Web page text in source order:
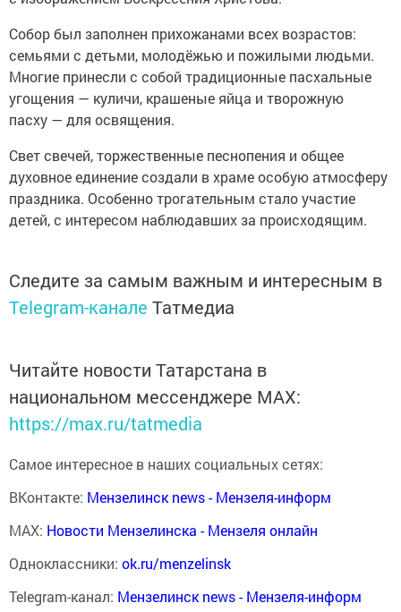
Собор был заполнен прихожанами всех возрастов:
семьями с детьми, молодёжью и пожилыми людьми.
Многие принесли с собой традиционные пасхальные
угощения — куличи, крашеные яйца и творожную
пасху — для освящения.
Свет свечей, торжественные песнопения и общее
духовное единение создали в храме особую атмосферу
праздника. Особенно трогательным стало участие
детей, с интересом наблюдавших за происходящим.
Следите за самым важным и интересным в
Telegram-канале Татмедиа
Читайте новости Татарстана в
национальном мессенджере MАХ:
https://max.ru/tatmedia
Самое интересное в наших социальных сетях:
ВКонтакте: Мензелинск news - Мензеля-информ
MAX: Новости Мензелинска - Мензеля онлайн
Одноклассники: ok.ru/menzelinsk
Telegram-канал: Мензелинск news - Мензеля-информ